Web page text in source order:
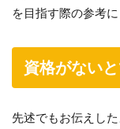
を目指す際の参考に
資格がない
先述でもお伝えし